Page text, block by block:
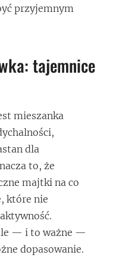
przyjemnym
tajemnice
mieszanka
dla
to, że
majtki na co
które nie
— i to ważne —
dopasowanie.